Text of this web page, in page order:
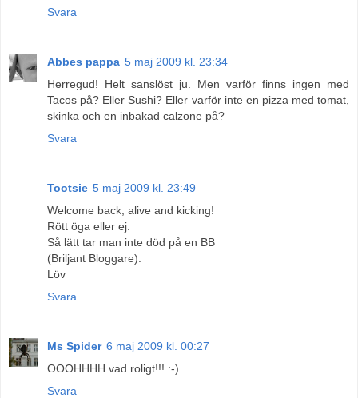
Svara
Abbes pappa 5 maj 2009 kl. 23:34
Herregud! Helt sanslöst ju. Men varför finns ingen med
Tacos på? Eller Sushi? Eller varför inte en pizza med tomat,
skinka och en inbakad calzone på?
Svara
Tootsie 5 maj 2009 kl. 23:49
Welcome back, alive and kicking!
Rött öga eller ej.
Så lätt tar man inte död på en BB
(Briljant Bloggare).
Löv
Svara
Ms Spider 6 maj 2009 kl. 00:27
OOOHHHH vad roligt!!! :-)
Svara